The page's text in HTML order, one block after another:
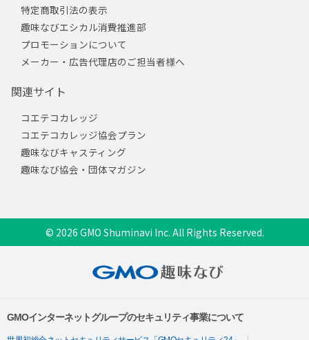
特定商取引法の表示
趣味なびエシカル消費推進部
プロモーションについて
メーカー・広告代理店のご担当者様へ
関連サイト
コエテコカレッジ
コエテコカレッジ協会プラン
趣味なびキャスティング
趣味なび協会・団体マガジン
© 2026 GMO Shuminavi Inc. All Rights Reserved.